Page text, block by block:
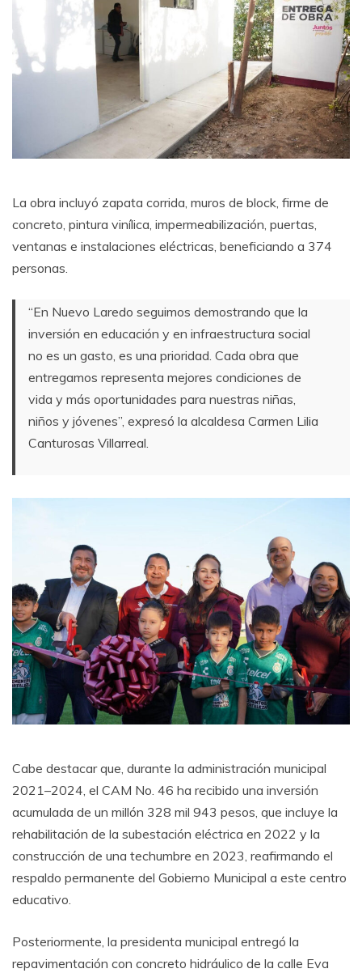
La obra incluyó zapata corrida, muros de block, firme de
concreto, pintura vinílica, impermeabilización, puertas,
ventanas e instalaciones eléctricas, beneficiando a 374
personas.
“En Nuevo Laredo seguimos demostrando que la
inversión en educación y en infraestructura social
no es un gasto, es una prioridad. Cada obra que
entregamos representa mejores condiciones de
vida y más oportunidades para nuestras niñas,
niños y jóvenes”, expresó la alcaldesa Carmen Lilia
Canturosas Villarreal.
Cabe destacar que, durante la administración municipal
2021–2024, el CAM No. 46 ha recibido una inversión
acumulada de un millón 328 mil 943 pesos, que incluye la
rehabilitación de la subestación eléctrica en 2022 y la
construcción de una techumbre en 2023, reafirmando el
respaldo permanente del Gobierno Municipal a este centro
educativo.
Posteriormente, la presidenta municipal entregó la
repavimentación con concreto hidráulico de la calle Eva